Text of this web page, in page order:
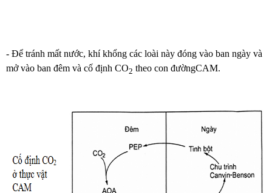
- Để tránh mất nước, khí khổng các loài này đóng vào ban ngày và
mở vào ban đêm và cố định CO2 theo con đườngCAM.